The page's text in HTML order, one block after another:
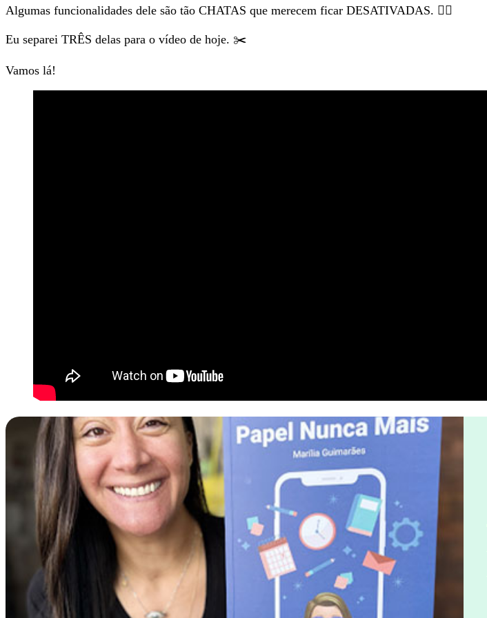
Algumas funcionalidades dele são tão CHATAS que merecem ficar DESATIVADAS. 😵‍💫
Eu separei TRÊS delas para o vídeo de hoje. ✂️
Vamos lá!